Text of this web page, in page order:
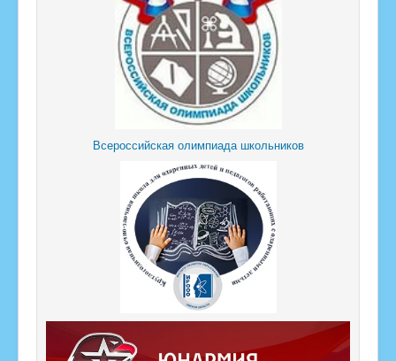
Всероссийская олимпиада школьников